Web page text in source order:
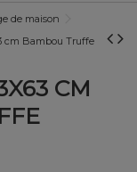
de maison
cm Bambou Truffe
CM